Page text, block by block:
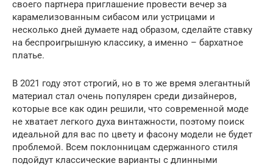
своего партнера приглашение провести вечер за
карамелизованным сибасом или устрицами и
несколько дней думаете над образом, сделайте ставку
на беспроигрышную классику, а именно – бархатное
платье.
В 2021 году этот строгий, но в то же время элегантный
материал стал очень популярен среди дизайнеров,
которые все как один решили, что современной моде
не хватает легкого духа винтажности, поэтому поиск
идеальной для вас по цвету и фасону модели не будет
проблемой. Всем поклонницам сдержанного стиля
подойдут классические варианты с длинными